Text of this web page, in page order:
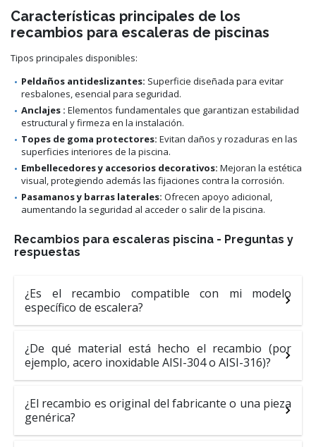
Características principales de los
recambios para escaleras de piscinas
Tipos principales disponibles:
Peldaños antideslizantes: Superficie diseñada para evitar
resbalones, esencial para seguridad.
Anclajes : Elementos fundamentales que garantizan estabilidad
estructural y firmeza en la instalación.
Topes de goma protectores: Evitan daños y rozaduras en las
superficies interiores de la piscina.
Embellecedores y accesorios decorativos: Mejoran la estética
visual, protegiendo además las fijaciones contra la corrosión.
Pasamanos y barras laterales: Ofrecen apoyo adicional,
aumentando la seguridad al acceder o salir de la piscina.
Recambios para escaleras piscina - Preguntas y
respuestas
¿Es el recambio compatible con mi modelo
específico de escalera?
¿De qué material está hecho el recambio (por
ejemplo, acero inoxidable AISI-304 o AISI-316)?
¿El recambio es original del fabricante o una pieza
genérica?